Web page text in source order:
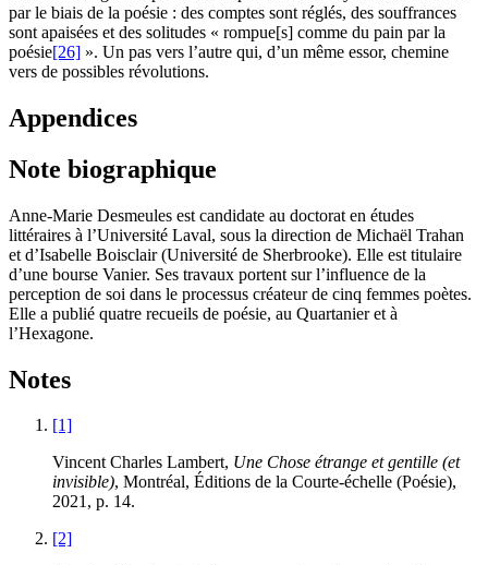
par le biais de la poésie : des comptes sont réglés, des souffrances
sont apaisées et des solitudes « rompue[s] comme du pain par la
poésie[26] ». Un pas vers l’autre qui, d’un même essor, chemine
vers de possibles révolutions.
Appendices
Note biographique
Anne-Marie Desmeules est candidate au doctorat en études
littéraires à l’Université Laval, sous la direction de Michaël Trahan
et d’Isabelle Boisclair (Université de Sherbrooke). Elle est titulaire
d’une bourse Vanier. Ses travaux portent sur l’influence de la
perception de soi dans le processus créateur de cinq femmes poètes.
Elle a publié quatre recueils de poésie, au Quartanier et à
l’Hexagone.
Notes
[1]
Vincent Charles Lambert, Une Chose étrange et gentille (et
invisible), Montréal, Éditions de la Courte-échelle (Poésie),
2021, p. 14.
[2]